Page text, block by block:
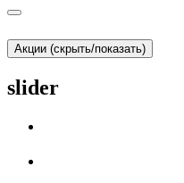
Акции (скрыть/показать)
slider